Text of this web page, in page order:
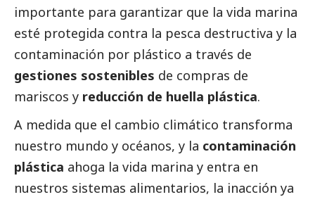
importante para garantizar que la vida marina
esté protegida contra la pesca destructiva y la
contaminación por plástico a través de
gestiones sostenibles de compras de
mariscos y reducción de huella plástica.
A medida que el cambio climático transforma
nuestro mundo y océanos, y la contaminación
plástica ahoga la vida marina y entra en
nuestros sistemas alimentarios, la inacción ya